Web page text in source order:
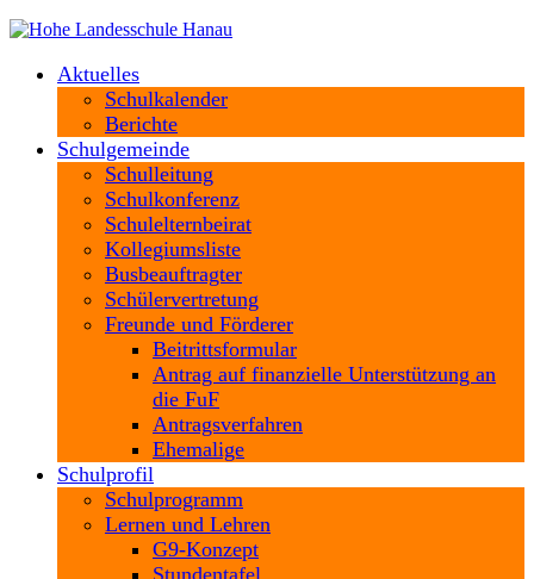
Aktuelles
Schulkalender
Berichte
Schulgemeinde
Schulleitung
Schulkonferenz
Schulelternbeirat
Kollegiumsliste
Busbeauftragter
Schülervertretung
Freunde und Förderer
Beitrittsformular
Antrag auf finanzielle Unterstützung an
die FuF
Antragsverfahren
Ehemalige
Schulprofil
Schulprogramm
Lernen und Lehren
G9-Konzept
Stundentafel